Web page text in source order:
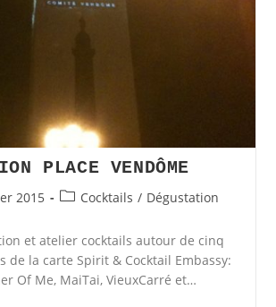
PLACE VENDÔME
2015
PostCocktails / Dégustation
et atelier cocktails autour de cinq
de la carte Spirit & Cocktail Embassy:
Of Me, MaiTai, VieuxCarré et…